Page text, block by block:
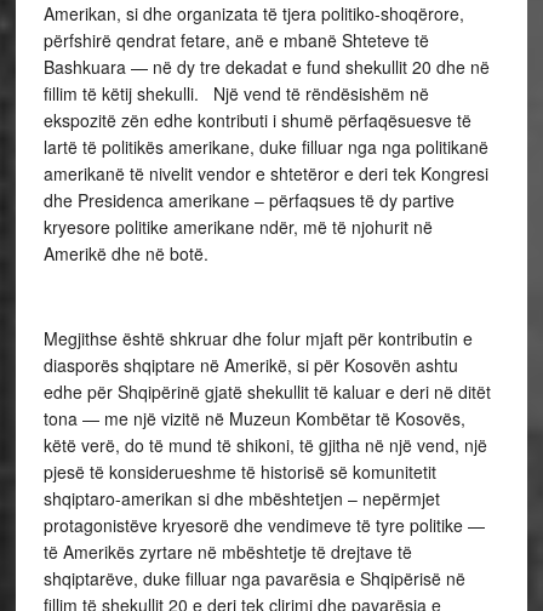
Amerikan, si dhe organizata të tjera politiko-shoqërore,
përfshirë qendrat fetare, anë e mbanë Shteteve të
Bashkuara — në dy tre dekadat e fund shekullit 20 dhe në
fillim të këtij shekulli. Një vend të rëndësishëm në
ekspozitë zën edhe kontributi i shumë përfaqësuesve të
lartë të politikës amerikane, duke filluar nga nga politikanë
amerikanë të nivelit vendor e shtetëror e deri tek Kongresi
dhe Presidenca amerikane – përfaqsues të dy partive
kryesore politike amerikane ndër, më të njohurit në
Amerikë dhe në botë.
Megjithse është shkruar dhe folur mjaft për kontributin e
diasporës shqiptare në Amerikë, si për Kosovën ashtu
edhe për Shqipërinë gjatë shekullit të kaluar e deri në ditët
tona — me një vizitë në Muzeun Kombëtar të Kosovës,
këtë verë, do të mund të shikoni, të gjitha në një vend, një
pjesë të konsiderueshme të historisë së komunitetit
shqiptaro-amerikan si dhe mbështetjen – nepërmjet
protagonistëve kryesorë dhe vendimeve të tyre politike —
të Amerikës zyrtare në mbështetje të drejtave të
shqiptarëve, duke filluar nga pavarësia e Shqipërisë në
fillim të shekullit 20 e deri tek çlirimi dhe pavarësia e